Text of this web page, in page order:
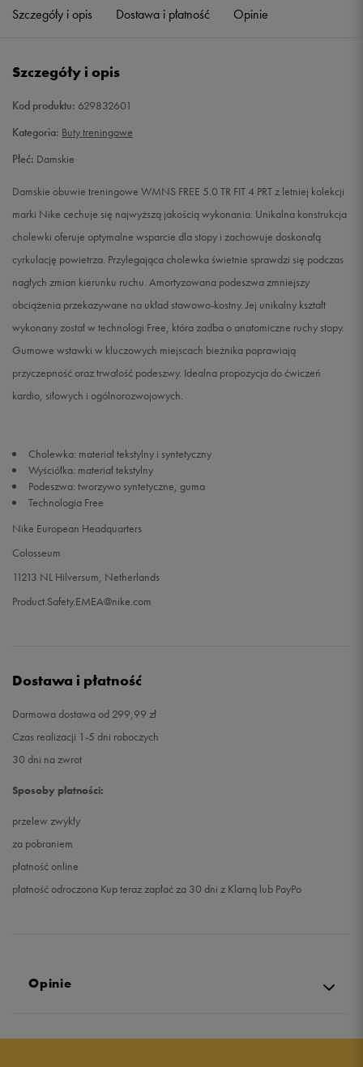
35,5
37,5 23,5 cm
38,5 24,5 cm Powiadom o dostępności
39 25 cm Powiadom o dostępności
40,5 26 cm Powiadom o dostępności
41 26,5 cm Powiadom o dostępności
42,5 27,5 cm
43 28 cm
44,5 29 cm
Szczegóły i opis Dostawa i płatność Opinie
Szczegóły i opis
Kod produktu: 629832601
Kategoria: Buty treningowe
Płeć: Damskie
Damskie obuwie treningowe WMNS FREE 5.0 TR FIT 4 PRT z letniej kolekcji
marki Nike cechuje się najwyższą jakością wykonania. Unikalna konstrukcja
cholewki oferuje optymalne wsparcie dla stopy i zachowuje doskonałą
cyrkulację powietrza. Przylegająca cholewka świetnie sprawdzi się podczas
nagłych zmian kierunku ruchu. Amortyzowana podeszwa zmniejszy
obciążenia przekazywane na układ stawowo-kostny. Jej unikalny kształt
wykonany został w technologi Free, która zadba o anatomiczne ruchy stopy.
Gumowe wstawki w kluczowych miejscach bieżnika poprawiają
przyczepność oraz trwałość podeszwy. Idealna propozycja do ćwiczeń
kardio, siłowych i ogólnorozwojowych.
Cholewka: materiał tekstylny i syntetyczny
Wyściółka: materiał tekstylny
Podeszwa: tworzywo syntetyczne, guma
Technologia Free
Nike European Headquarters
Colosseum
11213 NL Hilversum, Netherlands
Product.Safety.EMEA@nike.com
Dostawa i płatność
Darmowa dostawa od 299,99 zł
Czas realizacji 1-5 dni roboczych
30 dni na zwrot
Sposoby płatności:
przelew zwykły
za pobraniem
płatność online
płatność odroczona Kup teraz zapłać za 30 dni z Klarną lub PayPo
Opinie